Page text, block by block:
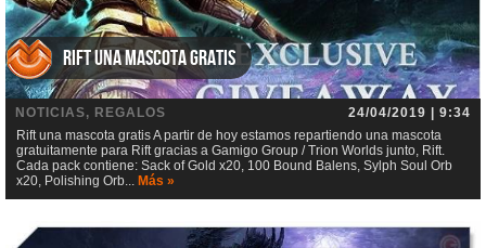
Rift una mascota gratis
NOTICIAS, REGALOS
24/04/2019 | 9:34
Rift una mascota gratis A partir de hoy estamos repartiendo una mascota
gratuitamente para Rift gracias a Gamigo Group / Trion Worlds junto, Rift.
Cada pack contiene: Sack of Gold x20, 100 Bound Balens, Sylph Soul Orb
x20, Polishing Orb... Más »